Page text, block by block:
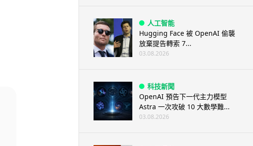
人工智能
Hugging Face 被 OpenAI 偷襲
放棄提告轉索 7...
03.08.2026
科技新聞
OpenAI 預告下一代主力模型
Astra 一次攻破 10 大數學難...
03.08.2026